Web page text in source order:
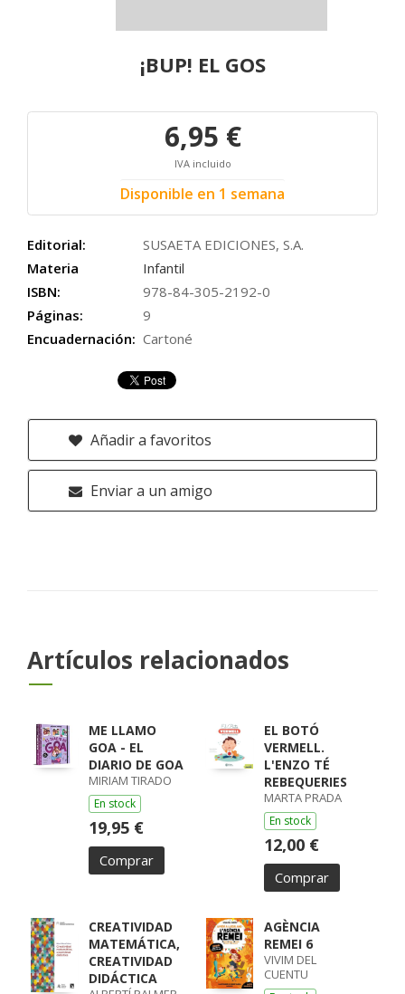
¡BUP! EL GOS
6,95 €
IVA incluido
Disponible en 1 semana
Editorial:
SUSAETA EDICIONES, S.A.
Materia
Infantil
ISBN:
978-84-305-2192-0
Páginas:
9
Encuadernación: Cartoné
Añadir a favoritos
Enviar a un amigo
Artículos relacionados
ME LLAMO
GOA - EL
DIARIO DE GOA
MIRIAM TIRADO
En stock
19,95 €
Comprar
EL BOTÓ
VERMELL.
L'ENZO TÉ
REBEQUERIES
MARTA PRADA
En stock
12,00 €
Comprar
CREATIVIDAD
MATEMÁTICA,
CREATIVIDAD
DIDÁCTICA
AGÈNCIA
REMEI 6
VIVIM DEL
CUENTU